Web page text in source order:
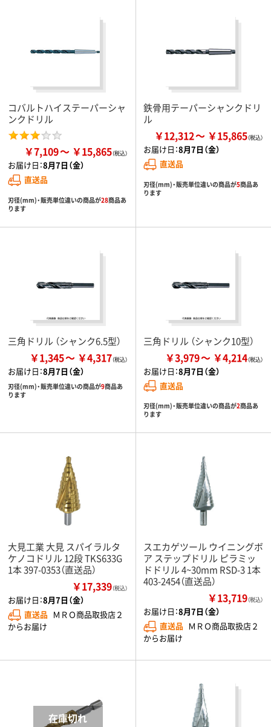
コバルトハイステーパーシャ
ンクドリル
￥7,109 ￥15,865
お届け日：8月7日（金）
直送品
刃径(mm)・販売単位違いの商品が28商品あ
ります
鉄骨用テーパーシャンクドリ
ル
￥12,312 ￥15,865
お届け日：8月7日（金）
直送品
刃径(mm)・販売単位違いの商品が5商品あ
ります
三角ドリル （シャンク6.5型）
￥1,345 ￥4,317
お届け日：8月7日（金）
刃径(mm)・販売単位違いの商品が9商品あ
ります
三角ドリル （シャンク10型）
￥3,979 ￥4,214
お届け日：8月7日（金）
直送品
刃径(mm)・販売単位違いの商品が2商品あ
ります
大見工業 大見 スパイラルタ
ケノコドリル 12段 TKS633G
1本 397-0353（直送品）
￥17,339（税込）
お届け日：8月7日（金）
直送品 ＭＲＯ商品取扱店２
からお届け
スエカゲツール ウイニングボ
ア ステップドリル ピラミッ
ドドリル 4~30mm RSD-3 1本
403-2454（直送品）
￥13,719（税込）
お届け日：8月7日（金）
直送品 ＭＲＯ商品取扱店２
からお届け